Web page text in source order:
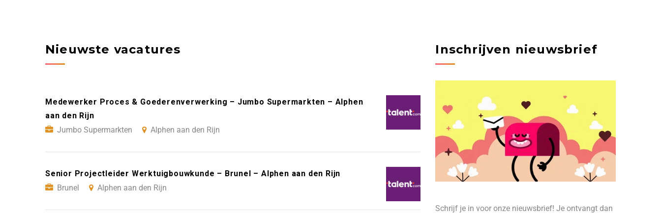
Nieuwste vacatures
Medewerker Proces & Goederenverwerking – Jumbo Supermarkten – Alphen
aan den Rijn
Jumbo Supermarkten
Alphen aan den Rijn
Senior Projectleider Werktuigbouwkunde – Brunel – Alphen aan den Rijn
Brunel
Alphen aan den Rijn
Inschrijven nieuwsbrief
Schrijf je in voor onze nieuwsbrief! Je ontvangt dan